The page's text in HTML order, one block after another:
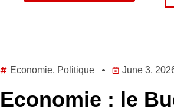
Economie, Politique June 3,
Economie : le